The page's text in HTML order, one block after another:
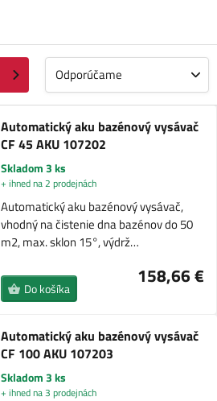
Odporúčame
Automatický aku bazénový vysávač
CF 45 AKU 107202
Skladom 3 ks
+ ihned na 2 prodejnách
Automatický aku bazénový vysávač,
vhodný na čistenie dna bazénov do 50
m2, max. sklon 15°, výdrž…
158,66 €
Do košíka
Automatický aku bazénový vysávač
CF 100 AKU 107203
Skladom 3 ks
+ ihned na 3 prodejnách